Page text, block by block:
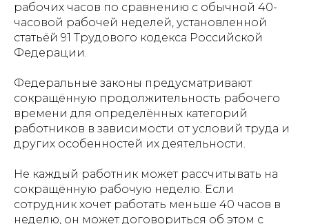
рабочих часов по сравнению с обычной 40-
часовой рабочей неделей, установленной
статьёй 91 Трудового кодекса Российской
Федерации.
Федеральные законы предусматривают
сокращённую продолжительность рабочего
времени для определённых категорий
работников в зависимости от условий труда и
других особенностей их деятельности.
Не каждый работник может рассчитывать на
сокращённую рабочую неделю. Если
сотрудник хочет работать меньше 40 часов в
неделю, он может договориться об этом с